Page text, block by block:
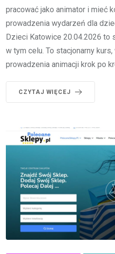
pracować jako animator i mieć
prowadzenia wydarzeń dla
Dzieci Katowice 20.04.2026 to
w tym celu. To stacjonarny
prowadzenia animacji krok po
CZYTAJ WIĘCEJ